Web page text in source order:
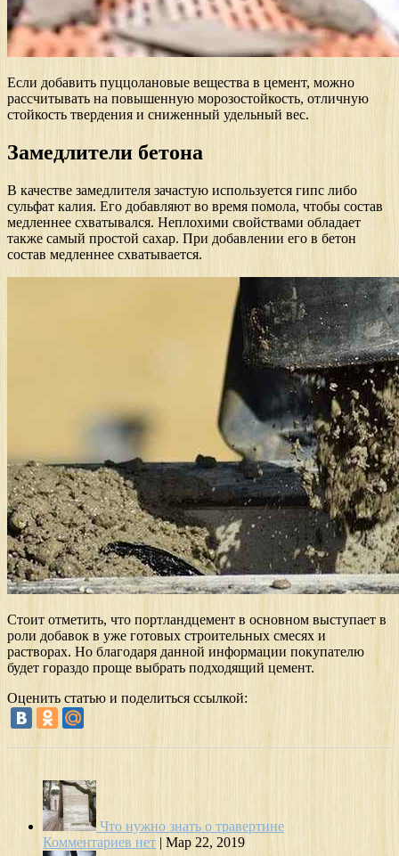
Если добавить пуццолановые вещества в цемент, можно
рассчитывать на повышенную морозостойкость, отличную
стойкость твердения и сниженный удельный вес.
Замедлители бетона
В качестве замедлителя зачастую используется гипс либо
сульфат калия. Его добавляют во время помола, чтобы состав
медленнее схватывался. Неплохими свойствами обладает
также самый простой сахар. При добавлении его в бетон
состав медленнее схватывается.
Стоит отметить, что портландцемент в основном выступает в
роли добавок в уже готовых строительных смесях и
растворах. Но благодаря данной информации покупателю
будет гораздо проще выбрать подходящий цемент.
Оценить статью и поделиться ссылкой:
Что нужно знать о травертине
Комментариев нет | Мар 22, 2019